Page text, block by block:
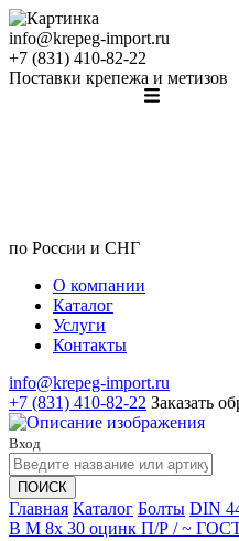
info@krepeg-import.ru
+7 (831) 410-82-22
Поставки крепежа и метизов
по России и СНГ
О компании
Каталог
Услуги
Контакты
info@krepeg-import.ru
+7 (831) 410-82-22 Заказать
Вход
ПОИСК
Главная Каталог Болты DIN
B M 8x 30 оцинк П/Р / ~